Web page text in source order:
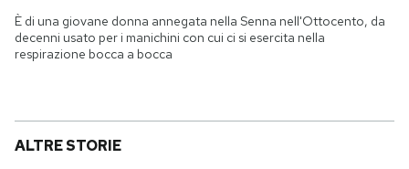
È di una giovane donna annegata nella Senna nell'Ottocento, da
decenni usato per i manichini con cui ci si esercita nella
respirazione bocca a bocca
ALTRE STORIE